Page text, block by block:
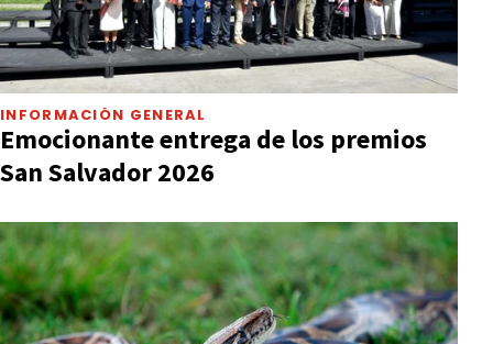
INFORMACIÓN GENERAL
Emocionante entrega de los premios
San Salvador 2026